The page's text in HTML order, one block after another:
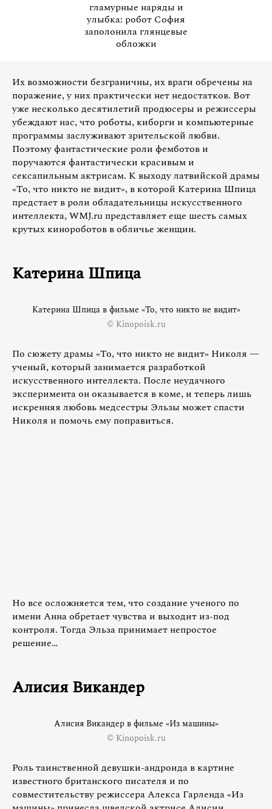
гламурные наряды и
улыбка: робот София
заполонила глянцевые
обложки
Их возможности безграничны, их враги обречены на
поражение, у них практически нет недостатков. Вот
уже несколько десятилетий продюсеры и режиссеры
убеждают нас, что роботы, киборги и компьютерные
программы заслуживают зрительской любви.
Поэтому фантастические роли фемботов и
поручаются фантастически красивым и
сексапильным актрисам. К выходу латвийской драмы
«То, что никто не видит», в которой Катерина Шпица
предстает в роли обладательницы искусственного
интеллекта, WMJ.ru представляет еще шесть самых
крутых кинороботов в обличье женщин.
Катерина Шпица
Катерина Шпица в фильме «То, что никто не видит»
© Kinopoisk.ru
По сюжету драмы «То, что никто не видит» Николя —
ученый, который занимается разработкой
искусственного интеллекта. После неудачного
эксперимента он оказывается в коме, и теперь лишь
искренняя любовь медсестры Эльзы может спасти
Николя и помочь ему поправиться.
Но все осложняется тем, что создание ученого по
имени Анна обретает чувства и выходит из-под
контроля. Тогда Эльза принимает непростое
решение…
Алисия Викандер
Алисия Викандер в фильме «Из машины»
© Kinopoisk.ru
Роль таинственной девушки-андроида в картине
известного британского писателя и по
совместительству режиссера Алекса Гарленда «Из